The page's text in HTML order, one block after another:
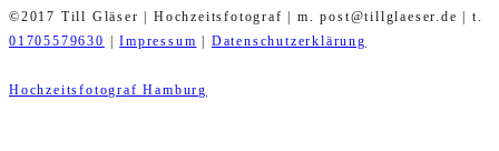
©2017 Till Gläser | Hochzeitsfotograf | m. post@tillglaeser.de | t.
01705579630
|Impressum Datenschutzerklärung
Hochzeitsfotograf Hamburg